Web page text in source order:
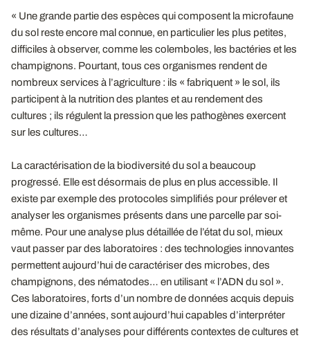
« Une grande partie des espèces qui composent la microfaune
du sol reste encore mal connue, en particulier les plus petites,
difficiles à observer, comme les colemboles, les bactéries et les
champignons. Pourtant, tous ces organismes rendent de
nombreux services à l’agriculture : ils « fabriquent » le sol, ils
participent à la nutrition des plantes et au rendement des
cultures ; ils régulent la pression que les pathogènes exercent
sur les cultures…
La caractérisation de la biodiversité du sol a beaucoup
progressé. Elle est désormais de plus en plus accessible. Il
existe par exemple des protocoles simplifiés pour prélever et
analyser les organismes présents dans une parcelle par soi-
même. Pour une analyse plus détaillée de l’état du sol, mieux
vaut passer par des laboratoires : des technologies innovantes
permettent aujourd’hui de caractériser des microbes, des
champignons, des nématodes… en utilisant « l’ADN du sol ».
Ces laboratoires, forts d’un nombre de données acquis depuis
une dizaine d’années, sont aujourd’hui capables d’interpréter
des résultats d’analyses pour différents contextes de cultures et